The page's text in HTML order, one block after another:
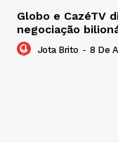
Globo e CazéTV
negociação
Jota Brito - 8 De